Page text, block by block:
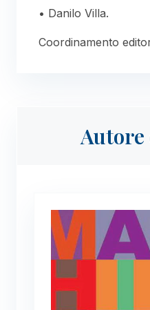
• Danilo Villa.
Coordinamento